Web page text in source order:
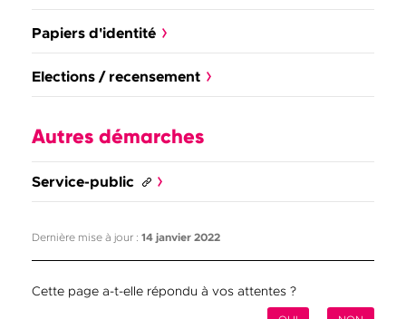
Papiers d'identité
Elections / recensement
Autres démarches
Service-public
Dernière mise à jour : 14 janvier 2022
Cette page a-t-elle répondu à vos attentes ?